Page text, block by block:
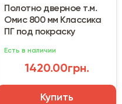
Полотно дверное т.м.
Омис 800 мм Классика
ПГ под покраску
Есть в наличии
1420.00грн.
Купить